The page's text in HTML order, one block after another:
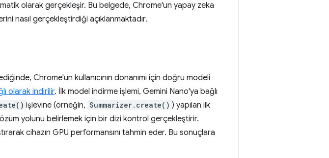
olarak gerçekleşir. Bu belgede, Chrome'un yapay zeka
nasıl gerçekleştirdiği açıklanmaktadır.
Chrome'un kullanıcının donanımı için doğru modeli
olarak indirilir. İlk model indirme işlemi, Gemini Nano'ya bağlı
işlevine (örneğin, Summarizer.create() ) yapılan ilk
yolunu belirlemek için bir dizi kontrol gerçekleştirir.
cihazın GPU performansını tahmin eder. Bu sonuçlara